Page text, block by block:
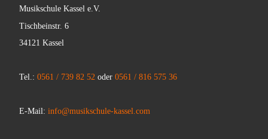
Musikschule Kassel e.V.
Tischbeinstr. 6
34121 Kassel
Tel.: 0561 / 739 82 52oder 0561 / 816 575 36
E-Mail: info@musikschule-kassel.com